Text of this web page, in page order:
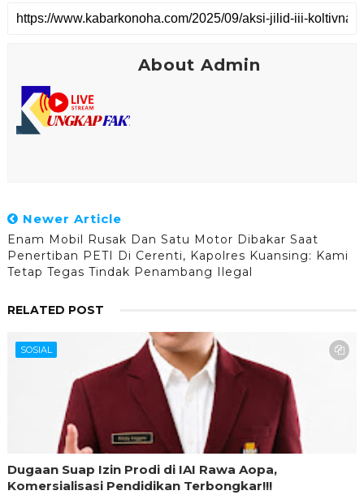
About Admin
Newer Article
Enam Mobil Rusak Dan Satu Motor Dibakar Saat
Penertiban PETI Di Cerenti, Kapolres Kuansing: Kami
Tetap Tegas Tindak Penambang Ilegal
RELATED POST
SOSIAL
Dugaan Suap Izin Prodi di IAI Rawa Aopa,
Komersialisasi Pendidikan Terbongkar!!!